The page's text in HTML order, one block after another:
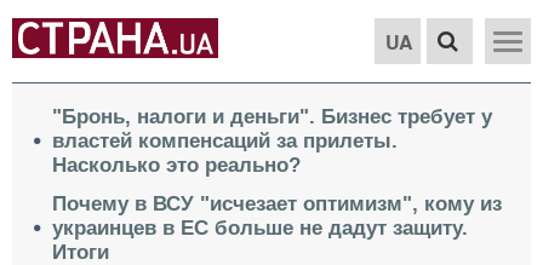
UA
"Бронь, налоги и деньги". Бизнес требует у
властей компенсаций за прилеты.
Насколько это реально?
Почему в ВСУ "исчезает оптимизм", кому из
украинцев в ЕС больше не дадут защиту.
Итоги